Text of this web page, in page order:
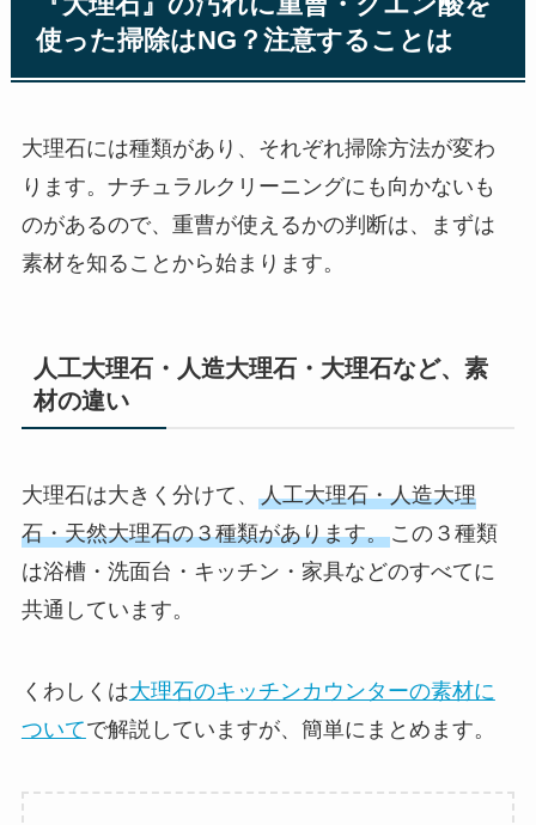
使った掃除はNG？注意することは
大理石には種類があり、それぞれ掃除方法が変わ
ります。ナチュラルクリーニングにも向かないも
のがあるので、重曹が使えるかの判断は、まずは
素材を知ることから始まります。
人工大理石・人造大理石・大理石など、素
材の違い
大理石は大きく分けて、 人工大理石・人造大理
石・天然大理石の３種類があります。この３種類
は浴槽・洗面台・キッチン・家具などのすべてに
共通しています。
くわしくは大理石のキッチンカウンターの素材に
ついてで解説していますが、簡単にまとめます。